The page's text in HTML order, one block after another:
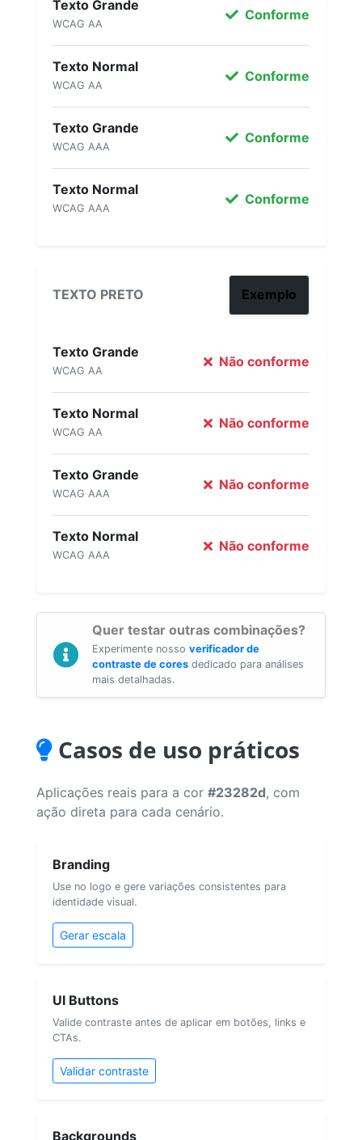
Texto Grande
WCAG AA
Conforme
Texto Normal
WCAG AA
Conforme
Texto Grande
WCAG AAA
Conforme
Texto Normal
WCAG AAA
Conforme
TEXTO PRETO Exemplo
Texto Grande
WCAG AA
Não conforme
Texto Normal
WCAG AA
Não conforme
Texto Grande
WCAG AAA
Não conforme
Texto Normal
WCAG AAA
Não conforme
Quer testar outras combinações?
Experimente nosso verificador de
contraste de cores dedicado para análises
mais detalhadas.
Casos de uso práticos
Aplicações reais para a cor #23282d, com
ação direta para cada cenário.
Branding
Use no logo e gere variações consistentes para
identidade visual.
Gerar escala
UI Buttons
Valide contraste antes de aplicar em botões, links e
CTAs.
Validar contraste
Backgrounds